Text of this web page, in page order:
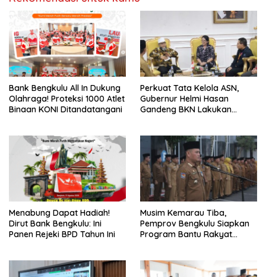
Bank Bengkulu All In Dukung
Olahraga! Proteksi 1000 Atlet
Binaan KONI Ditandatangani
Perkuat Tata Kelola ASN,
Gubernur Helmi Hasan
Gandeng BKN Lakukan
Menabung Dapat Hadiah!
Dirut Bank Bengkulu: Ini
Panen Rejeki BPD Tahun Ini
Musim Kemarau Tiba,
Pemprov Bengkulu Siapkan
Program Bantu Rakyat